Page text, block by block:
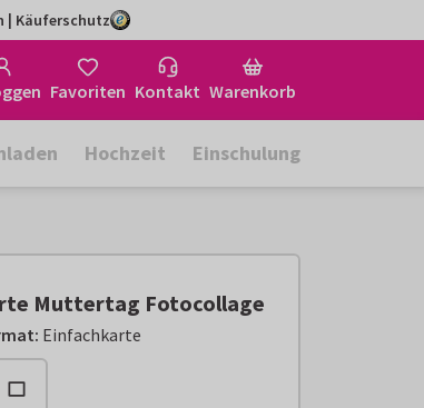
| Käuferschutz
Favoriten Kontakt Warenkorb
Hochzeit Einschulung
Muttertag Fotocollage
: Einfachkarte
Portokosten